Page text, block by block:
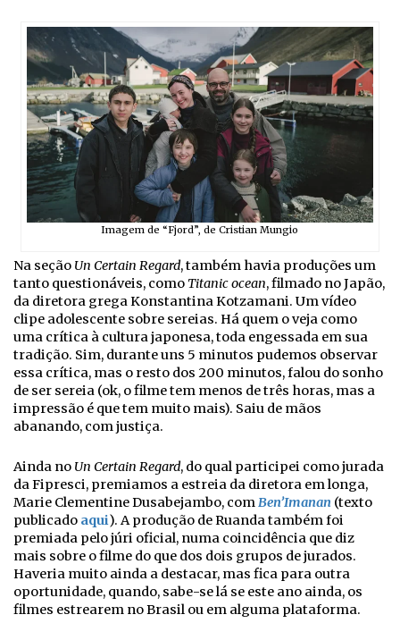
Imagem de “Fjord”, de Cristian Mungio
Na seção Un Certain Regard, também havia produções um
tanto questionáveis, como Titanic ocean, filmado no Japão,
da diretora grega Konstantina Kotzamani. Um vídeo
clipe adolescente sobre sereias. Há quem o veja como
uma crítica à cultura japonesa, toda engessada em sua
tradição. Sim, durante uns 5 minutos pudemos observar
essa crítica, mas o resto dos 200 minutos, falou do sonho
de ser sereia (ok, o filme tem menos de três horas, mas a
impressão é que tem muito mais). Saiu de mãos
abanando, com justiça.
Ainda no Un Certain Regard, do qual participei como jurada
da Fipresci, premiamos a estreia da diretora em longa,
Marie Clementine Dusabejambo, com Ben’Imanan (texto
publicado aqui). A produção de Ruanda também foi
premiada pelo júri oficial, numa coincidência que diz
mais sobre o filme do que dos dois grupos de jurados.
Haveria muito ainda a destacar, mas fica para outra
oportunidade, quando, sabe-se lá se este ano ainda, os
filmes estrearem no Brasil ou em alguma plataforma.